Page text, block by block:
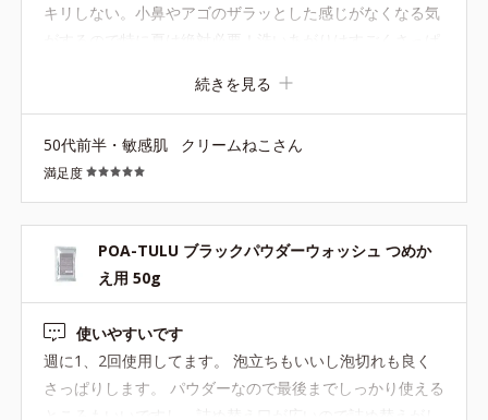
キリしない。小鼻やアゴのザラッとした感じがなくなる気
続きを見る
50代前半・敏感肌 クリームねこさん
満足度
POA-TULU ブラックパウダーウォッシュ つめか
え用 50g
使いやすいです
週に1、2回使用してます。 泡立ちもいいし泡切れも良く
さっぱりします。 パウダーなので最後までしっかり使える